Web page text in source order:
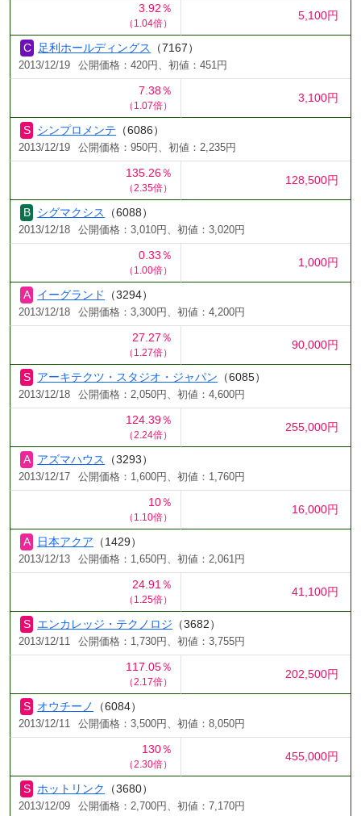
3.92％
（1.04倍）
5,100円
足利ホールディングス （7167）
2013/12/19 公開価格：420円、初値：451円
7.38％
（1.07倍）
3,100円
シンプロメンテ （6086）
2013/12/19 公開価格：950円、初値：2,235円
135.26％
（2.35倍）
128,500円
シグマクシス （6088）
2013/12/18 公開価格：3,010円、初値：3,020円
0.33％
（1.00倍）
1,000円
イーグランド （3294）
2013/12/18 公開価格：3,300円、初値：4,200円
27.27％
（1.27倍）
90,000円
アーキテクツ・スタジオ・ジャパン （6085）
2013/12/18 公開価格：2,050円、初値：4,600円
124.39％
（2.24倍）
255,000円
アズマハウス （3293）
2013/12/17 公開価格：1,600円、初値：1,760円
10％
（1.10倍）
16,000円
日本アクア （1429）
2013/12/13 公開価格：1,650円、初値：2,061円
24.91％
（1.25倍）
41,100円
エンカレッジ・テクノロジ （3682）
2013/12/11 公開価格：1,730円、初値：3,755円
117.05％
（2.17倍）
202,500円
オウチーノ （6084）
2013/12/11 公開価格：3,500円、初値：8,050円
130％
（2.30倍）
455,000円
ホットリンク （3680）
2013/12/09 公開価格：2,700円、初値：7,170円